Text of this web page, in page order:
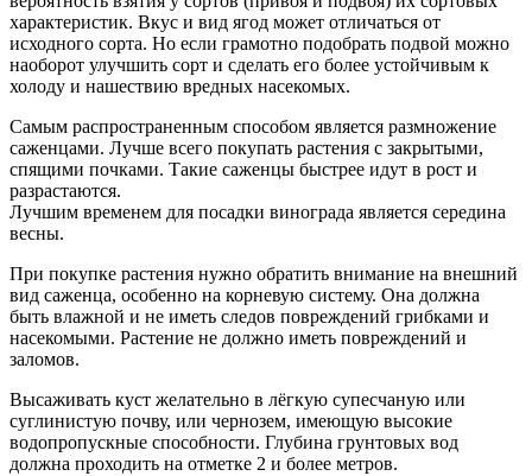
характеристик. Вкус и вид ягод может отличаться от
исходного сорта. Но если грамотно подобрать подвой можно
наоборот улучшить сорт и сделать его более устойчивым к
холоду и нашествию вредных насекомых.
Самым распространенным способом является размножение
саженцами. Лучше всего покупать растения с закрытыми,
спящими почками. Такие саженцы быстрее идут в рост и
разрастаются.
Лучшим временем для посадки винограда является середина
весны.
При покупке растения нужно обратить внимание на внешний
вид саженца, особенно на корневую систему. Она должна
быть влажной и не иметь следов повреждений грибками и
насекомыми. Растение не должно иметь повреждений и
заломов.
Высаживать куст желательно в лёгкую супесчаную или
суглинистую почву, или чернозем, имеющую высокие
водопропускные способности. Глубина грунтовых вод
должна проходить на отметке 2 и более метров.